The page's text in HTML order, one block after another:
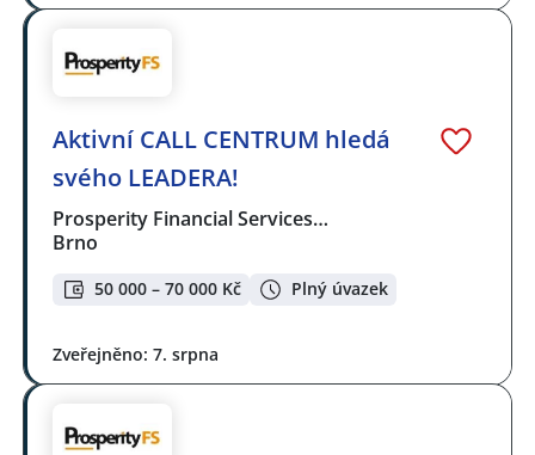
Aktivní CALL CENTRUM hledá
svého LEADERA!
Prosperity Financial Services…
Brno
50 000 – 70 000 Kč Plný úvazek
Zveřejněno: 7. srpna